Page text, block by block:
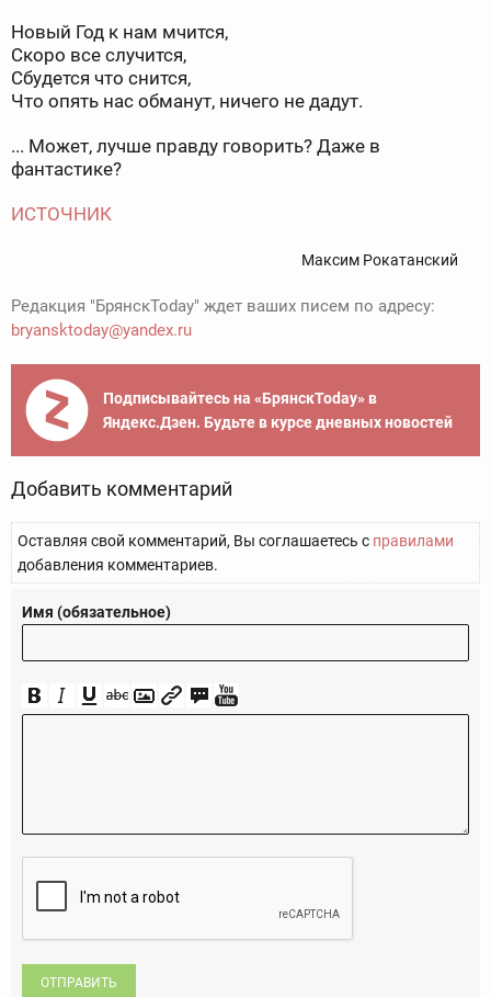
Новый Год к нам мчится,
Скоро все случится,
Сбудется что снится,
Что опять нас обманут, ничего не дадут.
... Может, лучше правду говорить? Даже в
фантастике?
ИСТОЧНИК
Максим Рокатанский
Редакция "БрянскToday" ждет ваших писем по адресу:
bryansktoday@yandex.ru
Подписывайтесь на «БрянскToday» в
Яндекс.Дзен. Будьте в курсе дневных новостей
Добавить комментарий
Оставляя свой комментарий, Вы соглашаетесь с правилами
добавления комментариев.
Имя (обязательное)
ОТПРАВИТЬ